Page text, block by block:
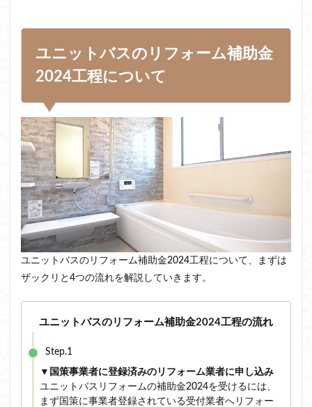
ユニットバスのリフォーム補助金
2024工程について
ユニットバスのリフォーム補助金2024工程について、まずは
ザックリと4つの流れを解説していきます。
ユニットバスのリフォーム補助金2024工程の流れ
Step.1
▼国策事業者に登録済みのリフォーム業者に申し込み
ユニットバスリフォームの補助金2024を受けるには、
まず国策に事業者登録されている受付業者へリフォー